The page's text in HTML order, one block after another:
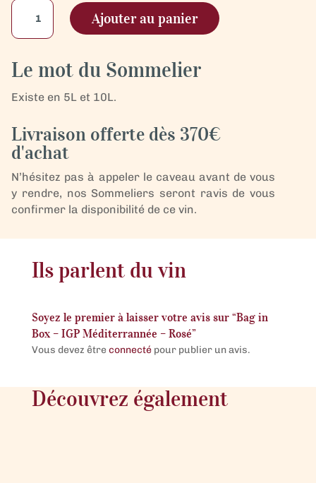
quantité
Bag
Box
IGP
Rosé
Ajouter au panier
Le mot du Sommelier
Existe en 5L et 10L.
Livraison offerte dès 370€
d'achat
N’hésitez pas à appeler le caveau avant de vous
y rendre, nos Sommeliers seront ravis de vous
confirmer la disponibilité de ce vin.
Ils parlent du vin
Soyez le premier à laisser votre avis sur “Bag in
Box – IGP Méditerrannée – Rosé”
Vous devez êtreconnectépour publier un avis.
Découvrez également